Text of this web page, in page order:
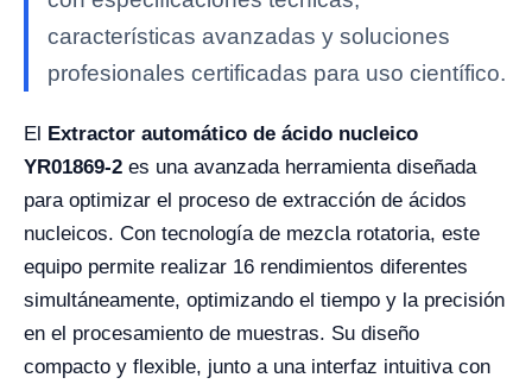
características avanzadas y soluciones
profesionales certificadas para uso científico.
El
Extractor automático de ácido nucleico
YR01869-2 es una avanzada herramienta diseñada
para optimizar el proceso de extracción de ácidos
nucleicos. Con tecnología de mezcla rotatoria, este
equipo permite realizar 16 rendimientos diferentes
simultáneamente, optimizando el tiempo y la precisión
en el procesamiento de muestras. Su diseño
compacto y flexible, junto a una interfaz intuitiva con